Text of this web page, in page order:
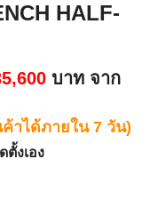
HALF-
บาท จาก
าได้ภายใน 7 วัน)
งเอง